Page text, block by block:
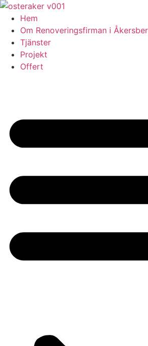
Skip
content
Hem
Om Renoveringsfirman i
Tjänster
Projekt
Offert